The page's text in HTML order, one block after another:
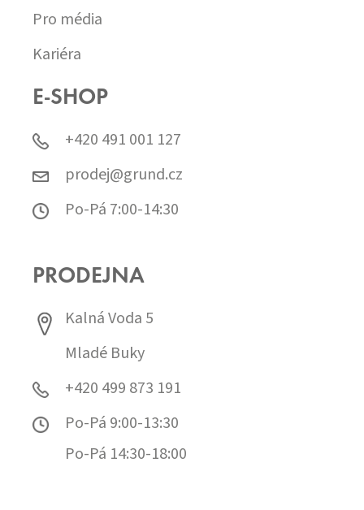
Pro média
Kariéra
E-SHOP
+420 491 001 127
prodej@grund.cz
Po-Pá 7:00-14:30
PRODEJNA
Kalná Voda 5
Mladé Buky
+420 499 873 191
Po-Pá 9:00-13:30
Po-Pá 14:30-18:00